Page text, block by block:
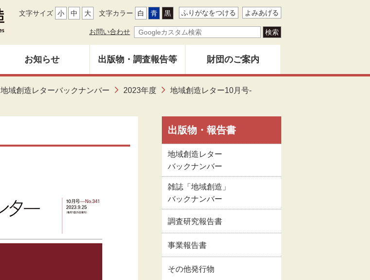
文字サイズ 小 中 大 文字カラー 白 青 黒 ふりがなをつける よみあげる
お問い合わせ
お知らせ
募集中
出版物・調査報告等
地域創造レター
雑誌「地域創造」
調査研究報告書
新型コロナウイルス
感染症関連情報
東日本大震災関連情
財団のご案内
地域創造とは
財団事業のあゆみ
関係者名簿
事業報告書・事業計
画書等
地域創造レターバックナンバー 2023年度
地域創造レター10月号-
出版物・報告書
地域創造レター
バックナンバー
雑誌「地域創造」
バックナンバー
調査研究報告書
事業報告書
その他発行物